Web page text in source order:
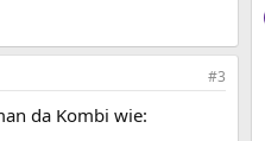
#3
da Kombi wie: